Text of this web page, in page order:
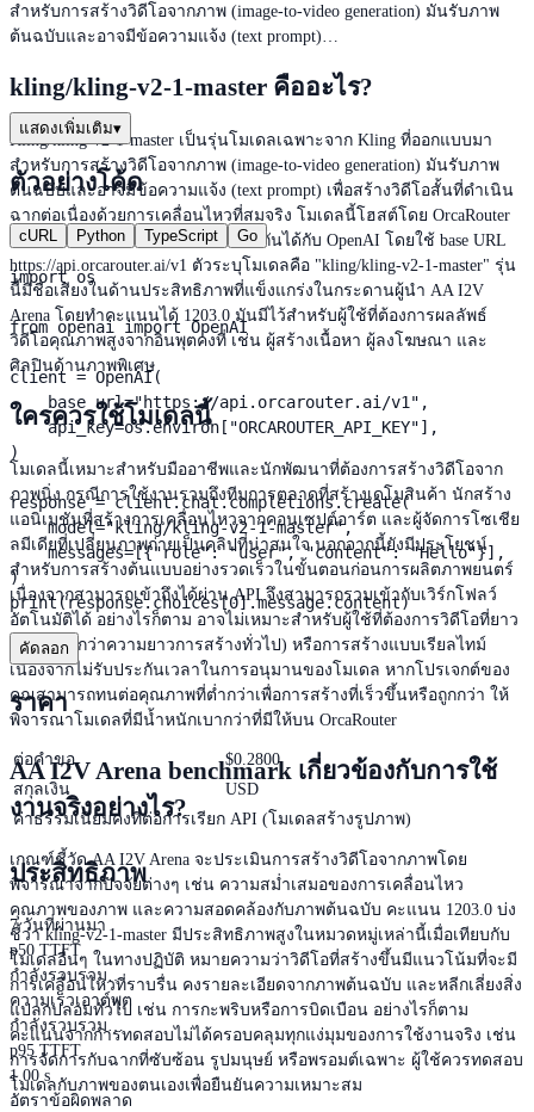
สำหรับการสร้างวิดีโอจากภาพ (image-to-video generation) มันรับภาพ
ต้นฉบับและอาจมีข้อความแจ้ง (text prompt)…
kling/kling-v2-1-master คืออะไร?
Kling/kling-v2-1-master เป็นรุ่นโมเดลเฉพาะจาก Kling ที่ออกแบบมา
สำหรับการสร้างวิดีโอจากภาพ (image-to-video generation) มันรับภาพ
ต้นฉบับและอาจมีข้อความแจ้ง (text prompt) เพื่อสร้างวิดีโอสั้นที่ดำเนิน
ฉากต่อเนื่องด้วยการเคลื่อนไหวที่สมจริง โมเดลนี้โฮสต์โดย OrcaRouter
และสามารถเรียกใช้ผ่าน API ที่เข้ากันได้กับ OpenAI โดยใช้ base URL
https://api.orcarouter.ai/v1 ตัวระบุโมเดลคือ "kling/kling-v2-1-master" รุ่น
นี้มีชื่อเสียงในด้านประสิทธิภาพที่แข็งแกร่งในกระดานผู้นำ AA I2V
Arena โดยทำคะแนนได้ 1203.0 มันมีไว้สำหรับผู้ใช้ที่ต้องการผลลัพธ์
วิดีโอคุณภาพสูงจากอินพุตคงที่ เช่น ผู้สร้างเนื้อหา ผู้ลงโฆษณา และ
ศิลปินด้านภาพพิเศษ
ใครควรใช้โมเดลนี้
โมเดลนี้เหมาะสำหรับมืออาชีพและนักพัฒนาที่ต้องการสร้างวิดีโอจาก
ภาพนิ่ง กรณีการใช้งานรวมถึงทีมการตลาดที่สร้างเดโมสินค้า นักสร้าง
แอนิเมชันที่สร้างการเคลื่อนไหวจากคอนเซปต์อาร์ต และผู้จัดการโซเชีย
ลมีเดียที่เปลี่ยนภาพถ่ายเป็นคลิปที่น่าสนใจ นอกจากนี้ยังมีประโยชน์
สำหรับการสร้างต้นแบบอย่างรวดเร็วในขั้นตอนก่อนการผลิตภาพยนตร์
เนื่องจากสามารถเข้าถึงได้ผ่าน API จึงสามารถรวมเข้ากับเวิร์กโฟลว์
อัตโนมัติได้ อย่างไรก็ตาม อาจไม่เหมาะสำหรับผู้ใช้ที่ต้องการวิดีโอที่ยาว
มาก (เกินกว่าความยาวการสร้างทั่วไป) หรือการสร้างแบบเรียลไทม์
เนื่องจากไม่รับประกันเวลาในการอนุมานของโมเดล หากโปรเจกต์ของ
คุณสามารถทนต่อคุณภาพที่ต่ำกว่าเพื่อการสร้างที่เร็วขึ้นหรือถูกกว่า ให้
พิจารณาโมเดลที่มีน้ำหนักเบากว่าที่มีให้บน OrcaRouter
AA I2V Arena benchmark เกี่ยวข้องกับการใช้
งานจริงอย่างไร?
เกณฑ์ชี้วัด AA I2V Arena จะประเมินการสร้างวิดีโอจากภาพโดย
พิจารณาจากปัจจัยต่างๆ เช่น ความสม่ำเสมอของการเคลื่อนไหว
คุณภาพของภาพ และความสอดคล้องกับภาพต้นฉบับ คะแนน 1203.0 บ่ง
ชี้ว่า kling-v2-1-master มีประสิทธิภาพสูงในหมวดหมู่เหล่านี้เมื่อเทียบกับ
โมเดลอื่นๆ ในทางปฏิบัติ หมายความว่าวิดีโอที่สร้างขึ้นมีแนวโน้มที่จะมี
การเคลื่อนไหวที่ราบรื่น คงรายละเอียดจากภาพต้นฉบับ และหลีกเลี่ยงสิ่ง
แปลกปลอมทั่วไป เช่น การกะพริบหรือการบิดเบือน อย่างไรก็ตาม
คะแนนจากการทดสอบไม่ได้ครอบคลุมทุกแง่มุมของการใช้งานจริง เช่น
การจัดการกับฉากที่ซับซ้อน รูปมนุษย์ หรือพรอมต์เฉพาะ ผู้ใช้ควรทดสอบ
โมเดลกับภาพของตนเองเพื่อยืนยันความเหมาะสม
แสดงเพิ่มเติม▾
ตัวอย่างโค้ด
cURL Python TypeScript Go
import os
from openai import OpenAI
client = OpenAI(
    base_url="https://api.orcarouter.ai/v1",
    api_key=os.environ["ORCAROUTER_API_KEY"],
)
response = client.chat.completions.create(
    model="kling/kling-v2-1-master",
    messages=[{"role": "user", "content": "Hello"}],
)
print(response.choices[0].message.content)
คัดลอก
ราคา
ต่อคำขอ $0.2800
สกุลเงิน
USD
ค่าธรรมเนียมคงที่ต่อการเรียก API (โมเดลสร้างรูปภาพ)
ประสิทธิภาพ
7 วันที่ผ่านมา
p50 TTFT
กำลังรวบรวม…
ความเร็วเอาต์พุต
กำลังรวบรวม…
p95 TTFT
1.00 s
อัตราข้อผิดพลาด